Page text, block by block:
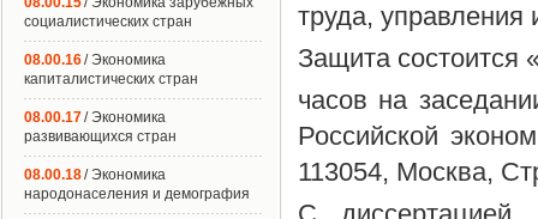
труда,
Защита состоится
часов на
Российской
113054, Москва,
социалистических стран
08.00.16/ Экономика
капиталистических стран
08.00.17/ Экономика
развивающихся стран
08.00.18/ Экономика
народонаселения и демография